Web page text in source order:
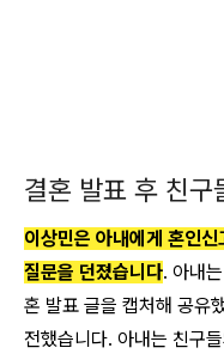
결혼 발표 후 친구
이상민은 아내에게 혼인
질문을 던졌습니다. 아내
혼 발표 글을 캡처해 공유
전했습니다. 아내는 친구